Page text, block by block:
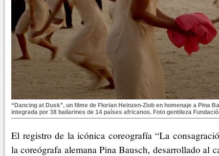
“Dancing at Dusk”, un filme de Florian Heinzen-Ziob en homenaje a Pina
integrada por 38 bailarines de 14 países africanos. Foto gentileza
El registro de la icónica coreografía “La
la coreógrafa alemana Pina Bausch, desarrollado al